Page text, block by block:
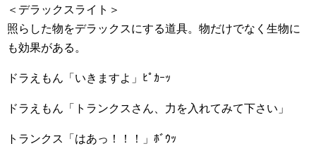
＜デラックスライト＞
照らした物をデラックスにする道具。物だけでなく生物に
も効果がある。
ドラえもん「いきますよ」ﾋﾟｶｰｯ
ドラえもん「トランクスさん、力を入れてみて下さい」
トランクス「はあっ！！！」ﾎﾞｳｯ